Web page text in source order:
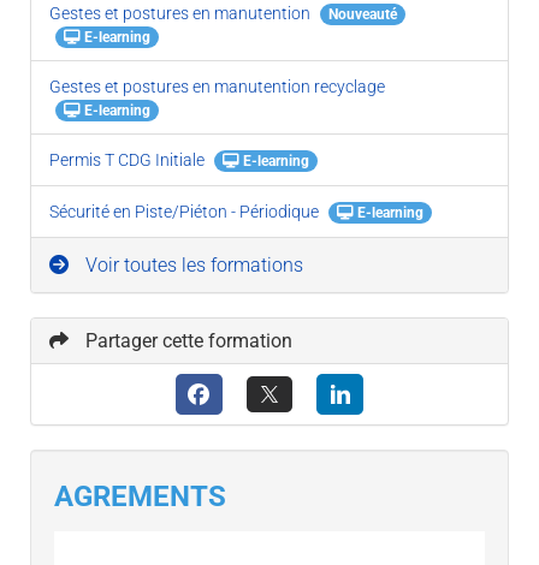
Gestes et postures en manutention
Nouveauté
E-learning
Gestes et postures en manutention recyclage
E-learning
Permis T CDG Initiale E-learning
Sécurité en Piste/Piéton - Périodique E-learning
Voir toutes les formations
Partager cette formation
AGREMENTS